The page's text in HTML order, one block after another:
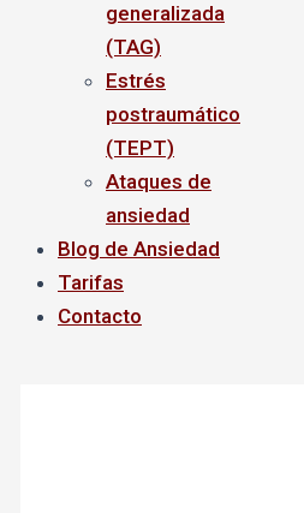
generalizada
(TAG)
Estrés
postraumático
(TEPT)
Ataques de
ansiedad
Blog de Ansiedad
Tarifas
Contacto